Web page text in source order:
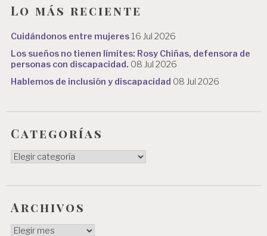
Lo más reciente
Cuidándonos entre mujeres 16 Jul 2026
Los sueños no tienen límites: Rosy Chiñas, defensora de
personas con discapacidad. 08 Jul 2026
Hablemos de inclusión y discapacidad 08 Jul 2026
Categorías
Categorías
Archivos
Archivos